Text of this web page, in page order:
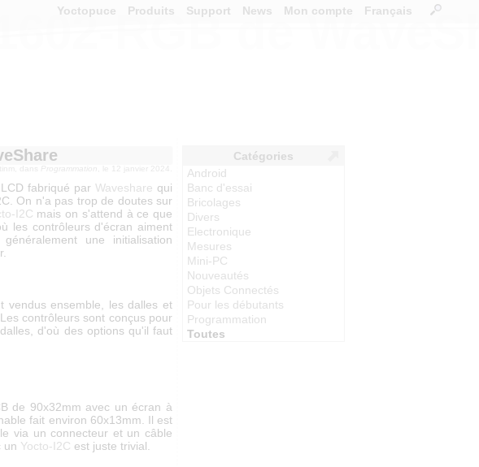
RGB de
Programmation
fabriqué parWaveshare qui
On n'a pas trop de doutes sur
I2C mais on s'attend à ce que
les contrôleurs d'écran aiment
une initialisation
vendus ensemble, les dalles et
contrôleurs sont conçus pour
d'où des options qu'il faut
de 90x32mm avec un écran à
fait environ 60x13mm. Il est
via un connecteur et un câble
un Yocto-I2C est juste trivial.
Yoctopuce Produits Support News Mon compte Français
Catégories
Android
Banc d'essai
Bricolages
Divers
Electronique
Mesures
Mini-PC
Nouveautés
Objets Connectés
Pour les débutants
Programmation
Toutes